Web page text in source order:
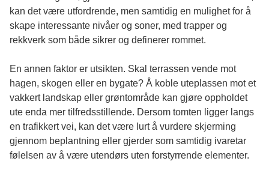
kan det være utfordrende, men samtidig en mulighet for å
skape interessante nivåer og soner, med trapper og
rekkverk som både sikrer og definerer rommet.
En annen faktor er utsikten. Skal terrassen vende mot
hagen, skogen eller en bygate? Å koble uteplassen mot et
vakkert landskap eller grøntområde kan gjøre oppholdet
ute enda mer tilfredsstillende. Dersom tomten ligger langs
en trafikkert vei, kan det være lurt å vurdere skjerming
gjennom beplantning eller gjerder som samtidig ivaretar
følelsen av å være utendørs uten forstyrrende elementer.